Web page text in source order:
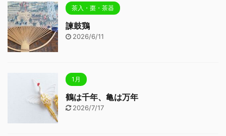
茶入・棗・茶器
諫鼓鶏
2026/6/11
1月
鶴は千年、亀は万年
2026/7/17